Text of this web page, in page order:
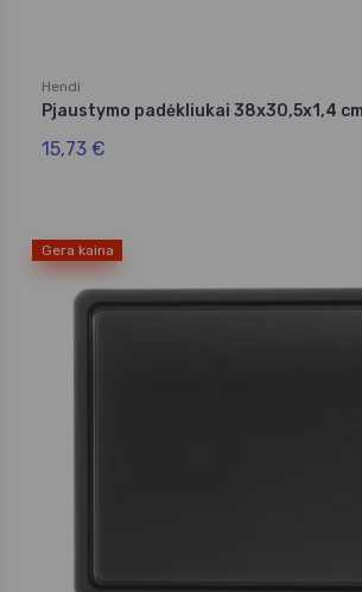
Hendi
Pjaustymo padėkliukai 38x30,5x1,4
15,73 €
Gera kaina